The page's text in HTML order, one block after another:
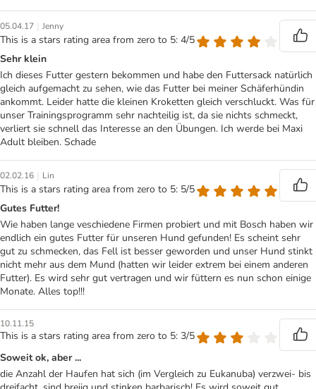
05.04.17 | Jenny
This is a stars rating area from zero to 5: 4/5
Sehr klein
Ich dieses Futter gestern bekommen und habe den Futtersack natürlich
gleich aufgemacht zu sehen, wie das Futter bei meiner Schäferhündin
ankommt. Leider hatte die kleinen Kroketten gleich verschluckt. Was für
unser Trainingsprogramm sehr nachteilig ist, da sie nichts schmeckt,
verliert sie schnell das Interesse an den Übungen. Ich werde bei Maxi
Adult bleiben. Schade
02.02.16 | Lin
This is a stars rating area from zero to 5: 5/5
Gutes Futter!
Wie haben lange veschiedene Firmen probiert und mit Bosch haben wir
endlich ein gutes Futter für unseren Hund gefunden! Es scheint sehr
gut zu schmecken, das Fell ist besser geworden und unser Hund stinkt
nicht mehr aus dem Mund (hatten wir leider extrem bei einem anderen
Futter). Es wird sehr gut vertragen und wir füttern es nun schon einige
Monate. Alles top!!!
10.11.15
This is a stars rating area from zero to 5: 3/5
Soweit ok, aber ...
die Anzahl der Haufen hat sich (im Vergleich zu Eukanuba) verzwei- bis